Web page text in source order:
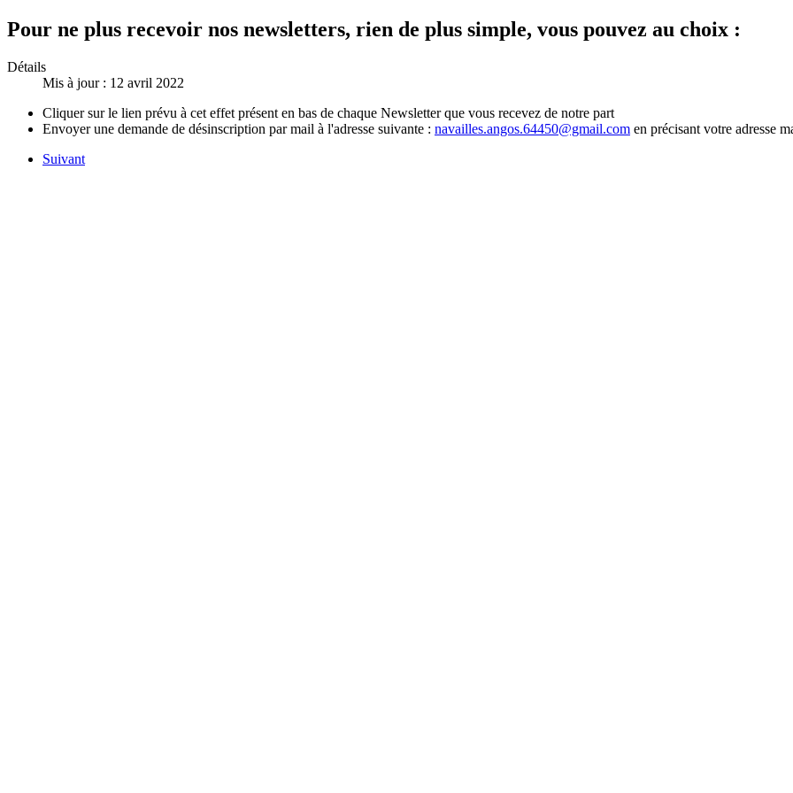
Pour ne plus recevoir nos newsletters, rien de plus simple, vous pouvez au choix :
Détails
Mis à jour : 12 avril 2022
Cliquer sur le lien prévu à cet effet présent en bas de chaque Newsletter que vous recevez de notre part
Envoyer une demande de désinscription par mail à l'adresse suivante : navailles.angos.64450@gmail.com en précisant votre adresse
Suivant